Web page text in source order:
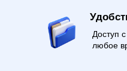
Доступ
любое